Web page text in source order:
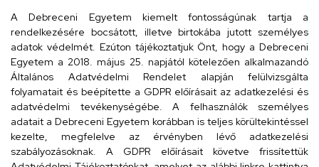
Kapcsolat
A Debreceni Egyetem kiemelt fontosságúnak tartja a
rendelkezésére bocsátott, illetve birtokába jutott személyes
adatok védelmét. Ezúton tájékoztatjuk Önt, hogy a Debreceni
Egyetem a 2018. május 25. napjától kötelezően alkalmazandó
Általános Adatvédelmi Rendelet alapján felülvizsgálta
folyamatait és beépítette a GDPR előírásait az adatkezelési és
adatvédelmi tevékenységébe. A felhasználók személyes
adatait a Debreceni Egyetem korábban is teljes körültekintéssel
kezelte, megfelelve az érvényben lévő adatkezelési
szabályozásoknak. A GDPR előírásait követve frissítettük